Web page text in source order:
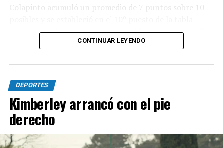
Colapinto acumuló un promedio de 7 puntos sobre 10
general, igualado en puntaje con el francés Isack Hadjar,
que logró estabilidad con la compleja segunda butaca de
Las actuaciones del pilarense en la primera parte del
año elevaron las expectativas, ya que logró sumar
puntos en seis de las once carreras que se disputaron,
con un total de 19 unidades que lo ubican en el 12º
lugar en el campeonato.
CONTINUAR LEYENDO
DEPORTES
Kimberley arrancó con el pie
derecho